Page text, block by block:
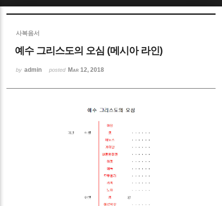
사복음서
예수 그리스도의 오심 (메시아 라인)
by admin posted Mar 12, 2018
Sketchbook5, 스케치북5
Sketchbook5, 스케치북5